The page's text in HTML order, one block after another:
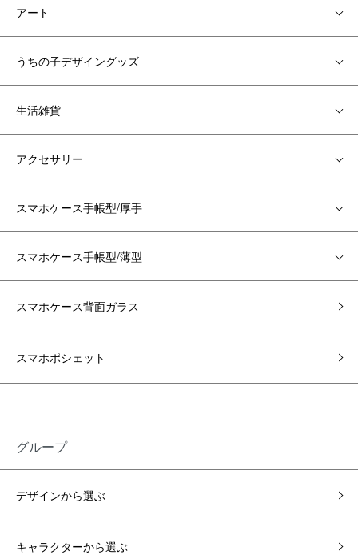
アート
うちの子デザイングッズ
生活雑貨
アクセサリー
スマホケース手帳型/厚手
スマホケース手帳型/薄型
スマホケース背面ガラス
スマホポシェット
グループ
デザインから選ぶ
キャラクターから選ぶ